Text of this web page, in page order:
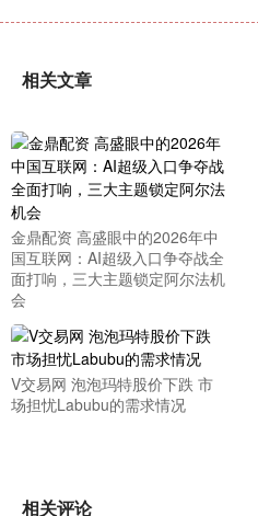
相关文章
金鼎配资 高盛眼中的2026年中
国互联网：AI超级入口争夺战全
面打响，三大主题锁定阿尔法机
会
V交易网 泡泡玛特股价下跌 市
场担忧Labubu的需求情况
相关评论